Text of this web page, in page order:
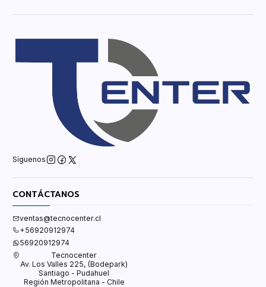
Síguenos
CONTÁCTANOS
ventas@tecnocenter.cl
+56920912974
56920912974
Tecnocenter
Av. Los Valles 225, (Bodepark)
Santiago - Pudahuel
Región Metropolitana - Chile